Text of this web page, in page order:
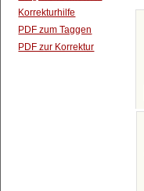
Korrekturhilfe
PDF zum Taggen
PDF zur Korrektur